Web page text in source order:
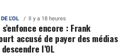
DE L'OL Il y a 18 heures
s’enfonce encore : Frank
accusé de payer des médias
l’OL